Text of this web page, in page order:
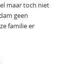
maar toch niet
geen
familie er